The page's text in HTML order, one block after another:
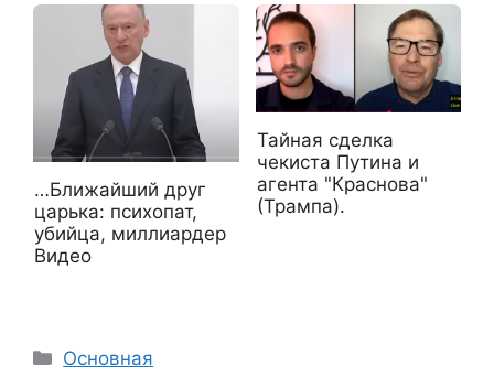
…Ближайший друг
царька: психопат,
убийца, миллиардер
Видео
Тайная сделка
чекиста Путина и
агента "Краснова"
(Трампа).
Рубрики
Основная